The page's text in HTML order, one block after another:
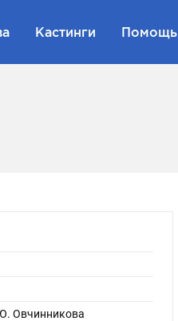
Кастинги Помощь
Овчинникова